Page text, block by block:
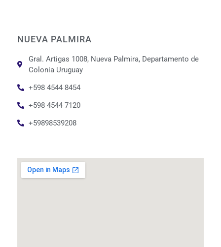
NUEVA PALMIRA
Gral. Artigas 1008, Nueva Palmira, Departamento de
Colonia Uruguay
+598 4544 8454
+598 4544 7120
+59898539208